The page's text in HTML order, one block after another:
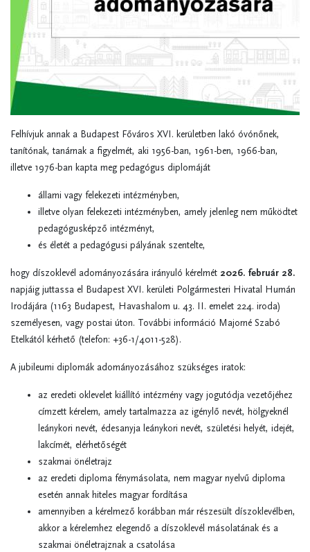
Felhívjuk annak a Budapest Főváros XVI. kerületben lakó óvónőnek,
tanítónak, tanárnak a figyelmét, aki 1956-ban, 1961-ben, 1966-ban,
illetve 1976-ban kapta meg pedagógus diplomáját
állami vagy felekezeti intézményben,
illetve olyan felekezeti intézményben, amely jelenleg nem működtet
pedagógusképző intézményt,
és életét a pedagógusi pályának szentelte,
hogy díszoklevél adományozására irányuló kérelmét 2026. február 28.
napjáig juttassa el Budapest XVI. kerületi Polgármesteri Hivatal Humán
Irodájára (1163 Budapest, Havashalom u. 43. II. emelet 224. iroda)
személyesen, vagy postai úton. További információ Majorné Szabó
Etelkától kérhető (telefon: +36-1/4011-528).
A jubileumi diplomák adományozásához szükséges iratok:
az eredeti oklevelet kiállító intézmény vagy jogutódja vezetőjéhez
címzett kérelem, amely tartalmazza az igénylő nevét, hölgyeknél
leánykori nevét, édesanyja leánykori nevét, születési helyét, idejét,
lakcímét, elérhetőségét
szakmai önéletrajz
az eredeti diploma fénymásolata, nem magyar nyelvű diploma
esetén annak hiteles magyar fordítása
amennyiben a kérelmező korábban már részesült díszoklevélben,
akkor a kérelemhez elegendő a díszoklevél másolatának és a
szakmai önéletrajznak a csatolása